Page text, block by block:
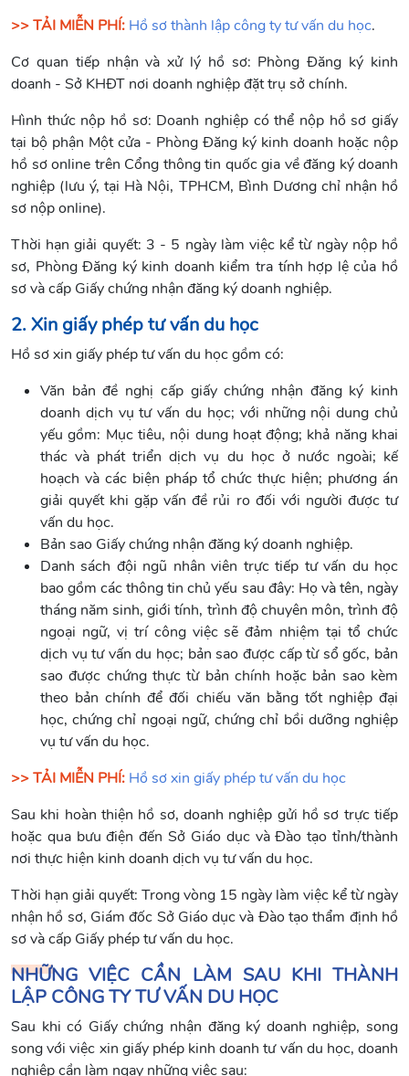
>> TẢI MIỄN PHÍ: Hồ sơ thành lập công ty tư vấn du học.
Cơ quan tiếp nhận và xử lý hồ sơ: Phòng Đăng ký kinh
doanh - Sở KHĐT nơi doanh nghiệp đặt trụ sở chính.
Hình thức nộp hồ sơ: Doanh nghiệp có thể nộp hồ sơ giấy
tại bộ phận Một cửa - Phòng Đăng ký kinh doanh hoặc nộp
hồ sơ online trên Cổng thông tin quốc gia về đăng ký doanh
nghiệp (lưu ý, tại Hà Nội, TPHCM, Bình Dương chỉ nhận hồ
sơ nộp online).
Thời hạn giải quyết: 3 - 5 ngày làm việc kể từ ngày nộp hồ
sơ, Phòng Đăng ký kinh doanh kiểm tra tính hợp lệ của hồ
sơ và cấp Giấy chứng nhận đăng ký doanh nghiệp.
2. Xin giấy phép tư vấn du học
Hồ sơ xin giấy phép tư vấn du học gồm có:
Văn bản đề nghị cấp giấy chứng nhận đăng ký kinh
doanh dịch vụ tư vấn du học; với những nội dung chủ
yếu gồm: Mục tiêu, nội dung hoạt động; khả năng khai
thác và phát triển dịch vụ du học ở nước ngoài; kế
hoạch và các biện pháp tổ chức thực hiện; phương án
giải quyết khi gặp vấn đề rủi ro đối với người được tư
vấn du học.
Bản sao Giấy chứng nhận đăng ký doanh nghiệp.
Danh sách đội ngũ nhân viên trực tiếp tư vấn du học
bao gồm các thông tin chủ yếu sau đây: Họ và tên, ngày
tháng năm sinh, giới tính, trình độ chuyên môn, trình độ
ngoại ngữ, vị trí công việc sẽ đảm nhiệm tại tổ chức
dịch vụ tư vấn du học; bản sao được cấp từ sổ gốc, bản
sao được chứng thực từ bản chính hoặc bản sao kèm
theo bản chính để đối chiếu văn bằng tốt nghiệp đại
học, chứng chỉ ngoại ngữ, chứng chỉ bồi dưỡng nghiệp
vụ tư vấn du học.
>> TẢI MIỄN PHÍ: Hồ sơ xin giấy phép tư vấn du học
Sau khi hoàn thiện hồ sơ, doanh nghiệp gửi hồ sơ trực tiếp
hoặc qua bưu điện đến Sở Giáo dục và Đào tạo tỉnh/thành
nơi thực hiện kinh doanh dịch vụ tư vấn du học.
Thời hạn giải quyết: Trong vòng 15 ngày làm việc kể từ ngày
nhận hồ sơ, Giám đốc Sở Giáo dục và Đào tạo thẩm định hồ
sơ và cấp Giấy phép tư vấn du học.
NHỮNG VIỆC CẦN LÀM SAU KHI THÀNH
LẬP CÔNG TY TƯ VẤN DU HỌC
Sau khi có Giấy chứng nhận đăng ký doanh nghiệp, song
song với việc xin giấy phép kinh doanh tư vấn du học, doanh
nghiệp cần làm ngay những việc sau: